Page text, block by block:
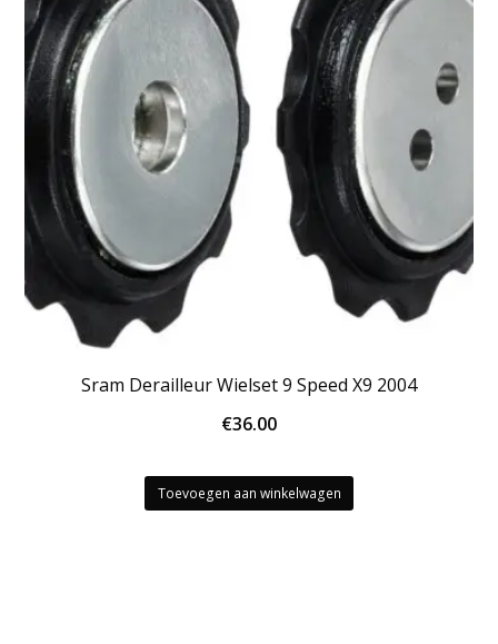
Sram Derailleur Wielset 9 Speed X9 2004
€36.00
Toevoegen aan winkelwagen